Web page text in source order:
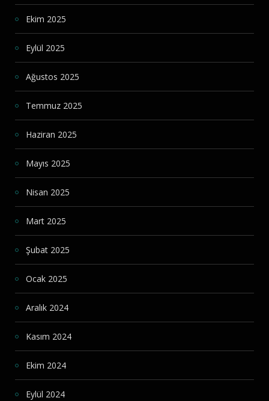
Ekim 2025
Eylül 2025
Ağustos 2025
Temmuz 2025
Haziran 2025
Mayıs 2025
Nisan 2025
Mart 2025
Şubat 2025
Ocak 2025
Aralık 2024
Kasım 2024
Ekim 2024
Eylül 2024